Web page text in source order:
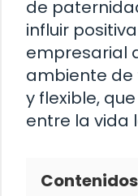
de
influir
empresarial
ambiente
y flexible,
entre la vida
Contenidos